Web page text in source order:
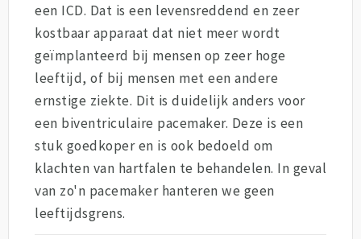
een ICD. Dat is een levensreddend en zeer
kostbaar apparaat dat niet meer wordt
geïmplanteerd bij mensen op zeer hoge
leeftijd, of bij mensen met een andere
ernstige ziekte. Dit is duidelijk anders voor
een biventriculaire pacemaker. Deze is een
stuk goedkoper en is ook bedoeld om
klachten van hartfalen te behandelen. In geval
van zo'n pacemaker hanteren we geen
leeftijdsgrens.